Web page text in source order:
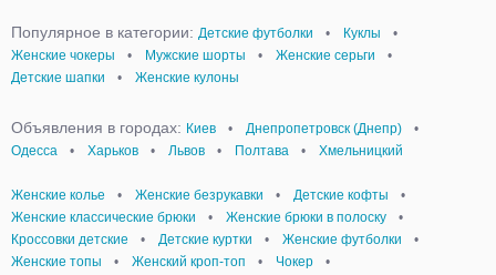
Популярное в категории: Детские футболки • Куклы
•
Женские чокеры
• Мужские шорты • Женские серьги
•
Детские шапки
• Женские кулоны
Объявления в городах: Киев • Днепропетровск (Днепр)
•
Одесса
• Харьков • Львов • Полтава • Хмельницкий
Женские колье • Женские безрукавки • Детские кофты
•
Женские классические брюки
• Женские брюки в полоску
•
Кроссовки детские
• Детские куртки • Женские футболки
•
Женские топы
• Женский кроп-топ • Чокер
•